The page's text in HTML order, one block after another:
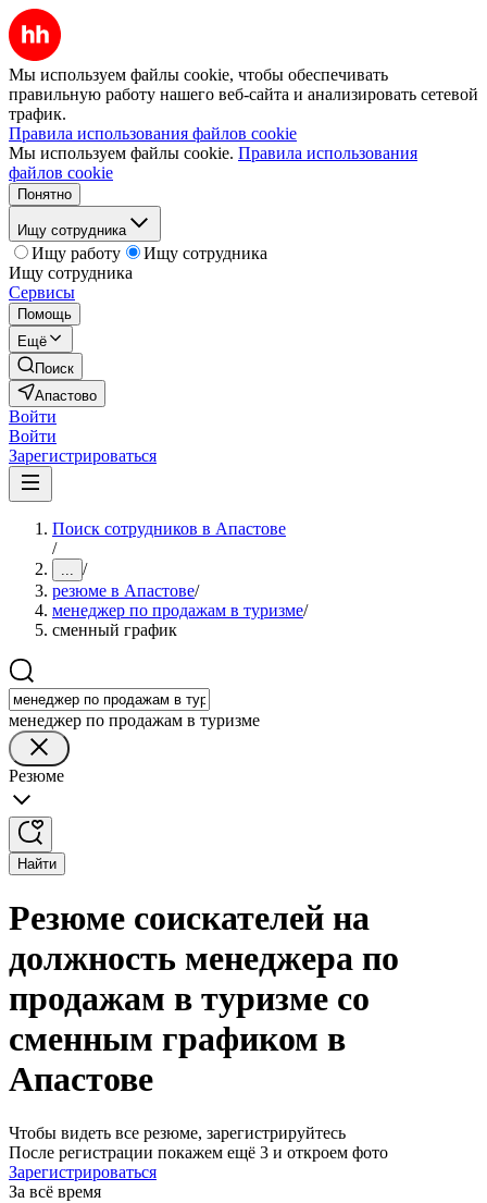
Мы используем файлы cookie, чтобы обеспечивать
правильную работу нашего веб-сайта и анализировать сетевой
трафик.
Правила использования файлов cookie
Мы используем файлы cookie. Правила использования
файлов cookie
Понятно
Ищу сотрудника
Ищу работу
Ищу сотрудника
Ищу сотрудника
Сервисы
Помощь
Ещё
Поиск
Апастово
Войти
Войти
Зарегистрироваться
Поиск сотрудников в Апастове
/
... /
резюме в Апастове/
менеджер по продажам в туризме/
сменный график
менеджер по продажам в туризме
Резюме
Найти
Резюме соискателей на
должность менеджера по
продажам в туризме со
сменным графиком в
Апастове
Чтобы видеть все резюме, зарегистрируйтесь
После регистрации покажем ещё 3 и откроем фото
Зарегистрироваться
За всё время